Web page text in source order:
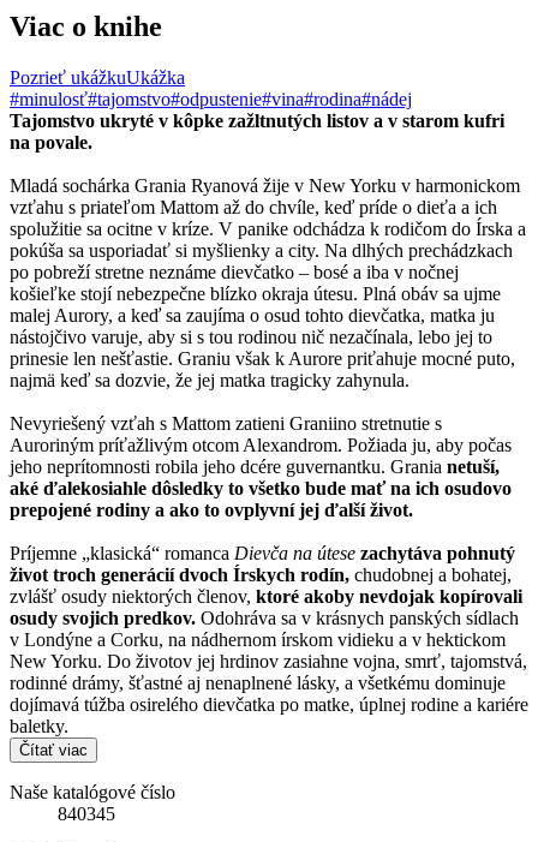
Viac o knihe
Pozrieť ukážkuUkážka
#minulosť#tajomstvo#odpustenie#vina#rodina#nádej
Tajomstvo ukryté v kôpke zažltnutých listov a v starom kufri
na povale.
Mladá sochárka Grania Ryanová žije v New Yorku v harmonickom
vzťahu s priateľom Mattom až do chvíle, keď príde o dieťa a ich
spolužitie sa ocitne v kríze. V panike odchádza k rodičom do Írska a
pokúša sa usporiadať si myšlienky a city. Na dlhých prechádzkach
po pobreží stretne neznáme dievčatko – bosé a iba v nočnej
košieľke stojí nebezpečne blízko okraja útesu. Plná obáv sa ujme
malej Aurory, a keď sa zaujíma o osud tohto dievčatka, matka ju
nástojčivo varuje, aby si s tou rodinou nič nezačínala, lebo jej to
prinesie len nešťastie. Graniu však k Aurore priťahuje mocné puto,
najmä keď sa dozvie, že jej matka tragicky zahynula.
Nevyriešený vzťah s Mattom zatieni Graniino stretnutie s
Auroriným príťažlivým otcom Alexandrom. Požiada ju, aby počas
jeho neprítomnosti robila jeho dcére guvernantku. Grania netuší,
aké ďalekosiahle dôsledky to všetko bude mať na ich osudovo
prepojené rodiny a ako to ovplyvní jej ďalší život.
Príjemne „klasická“ romanca Dievča na útese zachytáva pohnutý
život troch generácií dvoch Írskych rodín, chudobnej a bohatej,
zvlášť osudy niektorých členov, ktoré akoby nevdojak kopírovali
osudy svojich predkov. Odohráva sa v krásnych panských sídlach
v Londýne a Corku, na nádhernom írskom vidieku a v hektickom
New Yorku. Do životov jej hrdinov zasiahne vojna, smrť, tajomstvá,
rodinné drámy, šťastné aj nenaplnené lásky, a všetkému dominuje
dojímavá túžba osirelého dievčatka po matke, úplnej rodine a kariére
baletky.
Čítať viac
Naše katalógové číslo
840345